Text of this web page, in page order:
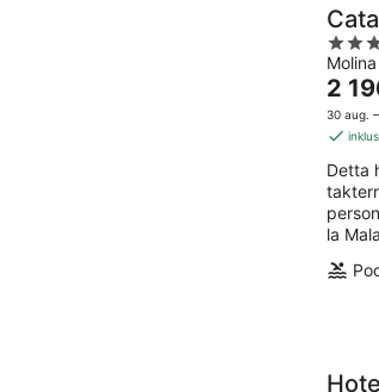
4
out
of
5
Priset
är
2
natt
2
30 aug.
Detta
la